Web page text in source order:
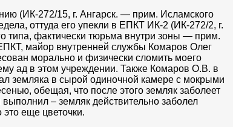
(ИК-272/15, г. Ангарск. — прим. Исламского
оттуда его упекли в ЕПКТ ИК-2 (ИК-272/2, г.
типа, фактически тюрьма внутри зоны — прим.
майор внутренней службы Комаров Олег
морально и физически сломить моего
ад в этом учреждении. Также Комаров О.В. в
земляка в сырой одиночной камере с мокрыми
обещая, что после этого земляк заболеет
– земляк действительно заболел
еще цветочки.